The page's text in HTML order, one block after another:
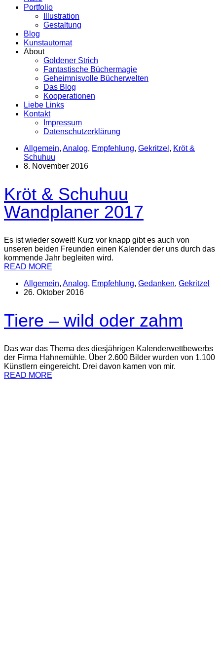
Portfolio
Illustration
Gestaltung
Blog
Kunstautomat
About
Goldener Strich
Fantastische Büchermagie
Geheimnisvolle Bücherwelten
Das Blog
Kooperationen
Liebe Links
Kontakt
Impressum
Datenschutzerklärung
Allgemein, Analog, Empfehlung, Gekritzel , Kröt &
Schuhuu
8. November 2016
Kröt & Schuhuu
Wandplaner 2017
Es ist wieder soweit! Kurz vor knapp gibt es auch von
unseren beiden Freunden einen Kalender der uns durch das
kommende Jahr begleiten wird.
READ MORE
Allgemein, Analog, Empfehlung, Gedanken, Gekritzel
26. Oktober 2016
Tiere – wild oder zahm
Das war das Thema des diesjährigen Kalenderwettbewerbs
der Firma Hahnemühle. Über 2.600 Bilder wurden von 1.100
Künstlern eingereicht. Drei davon kamen von mir.
READ MORE